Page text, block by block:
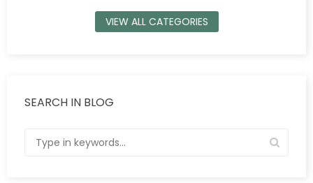
VIEW ALL CATEGORIES
SEARCH IN BLOG